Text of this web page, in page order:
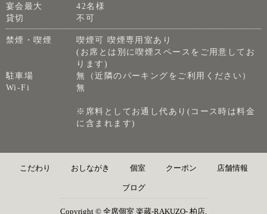
宴会最大
42名様
貸切
不可
禁煙・喫煙
喫煙可 喫煙専用室あり
(お席とは別に喫煙スペースをご用意してお
ります)
駐車場
無（近隣のパーキングをご利用ください）
Wi-Fi
無
※席料としてお通し代あり(コース時は料金
に含まれます)
こだわり おしながき 個室 クーポン 店舗情報
ブログ
Copyright © 全席個室 楽蔵‐RAKUZO‐ 柏店.